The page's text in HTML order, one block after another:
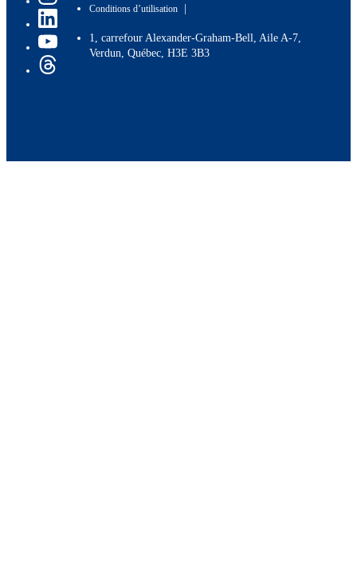
Conditions d’utilisation |
1, carrefour Alexander-Graham-Bell, Aile A-7,
Verdun, Québec, H3E 3B3